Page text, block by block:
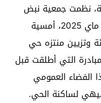
نظمت جمعية نبض
نداء الشباب، مساء يوم الأحد 4 ماي 2025، أمسية
وتزيين منتزه حي
التي أطلقت قبل
الفضاء العمومي
لساكنة الحي.